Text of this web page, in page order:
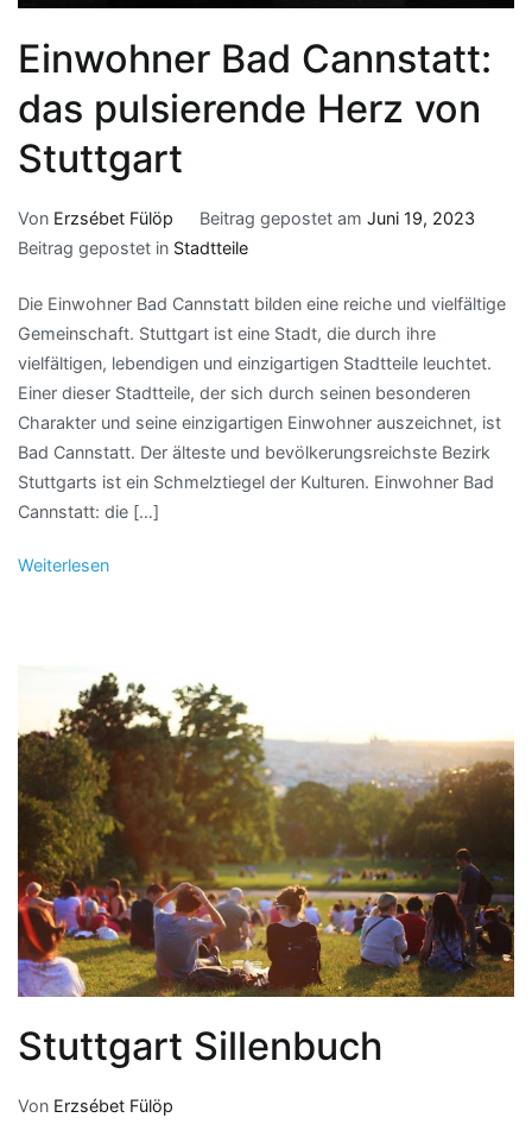
Einwohner Bad Cannstatt:
das pulsierende Herz von
Stuttgart
Von Erzsébet Fülöp Beitrag gepostet am Juni 19, 2023
Beitrag gepostet in Stadtteile
Die Einwohner Bad Cannstatt bilden eine reiche und vielfältige
Gemeinschaft. Stuttgart ist eine Stadt, die durch ihre
vielfältigen, lebendigen und einzigartigen Stadtteile leuchtet.
Einer dieser Stadtteile, der sich durch seinen besonderen
Charakter und seine einzigartigen Einwohner auszeichnet, ist
Bad Cannstatt. Der älteste und bevölkerungsreichste Bezirk
Stuttgarts ist ein Schmelztiegel der Kulturen. Einwohner Bad
Cannstatt: die […]
Weiterlesen
Stuttgart Sillenbuch
Von Erzsébet Fülöp